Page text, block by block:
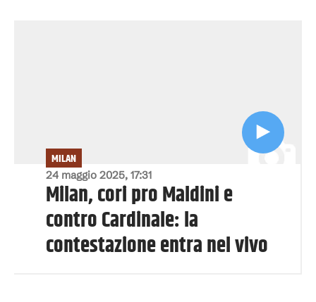
24 maggio 2025, 17:31
MILAN
Milan, cori pro Maldini e
contro Cardinale: la
contestazione entra nel vivo